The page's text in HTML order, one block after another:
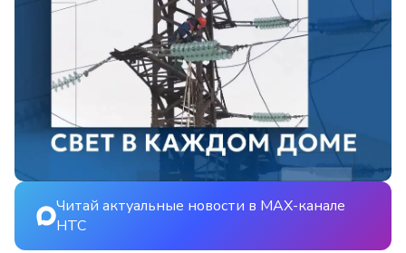
Читай актуальные новости в MAX-канале
НТС